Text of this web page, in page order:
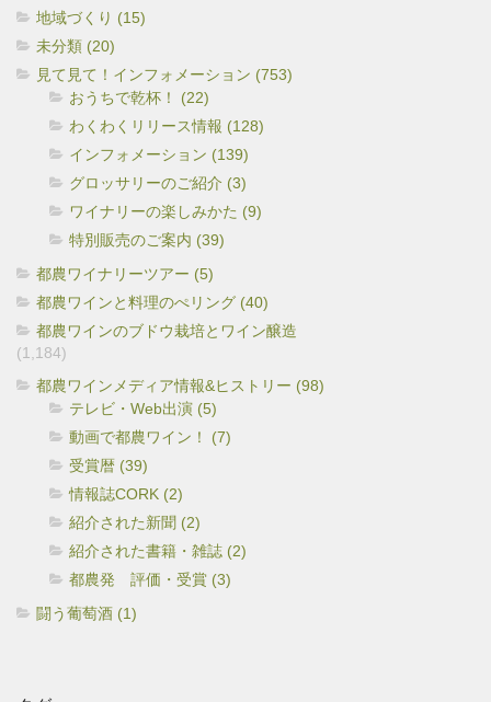
地域づくり (15)
未分類 (20)
見て見て！インフォメーション (753)
おうちで乾杯！ (22)
わくわくリリース情報 (128)
インフォメーション (139)
グロッサリーのご紹介 (3)
ワイナリーの楽しみかた (9)
特別販売のご案内 (39)
都農ワイナリーツアー (5)
都農ワインと料理のぺリング (40)
都農ワインのブドウ栽培とワイン醸造
(1,184)
都農ワインメディア情報&ヒストリー (98)
テレビ・Web出演 (5)
動画で都農ワイン！ (7)
受賞暦 (39)
情報誌CORK (2)
紹介された新聞 (2)
紹介された書籍・雑誌 (2)
都農発 評価・受賞 (3)
闘う葡萄酒 (1)